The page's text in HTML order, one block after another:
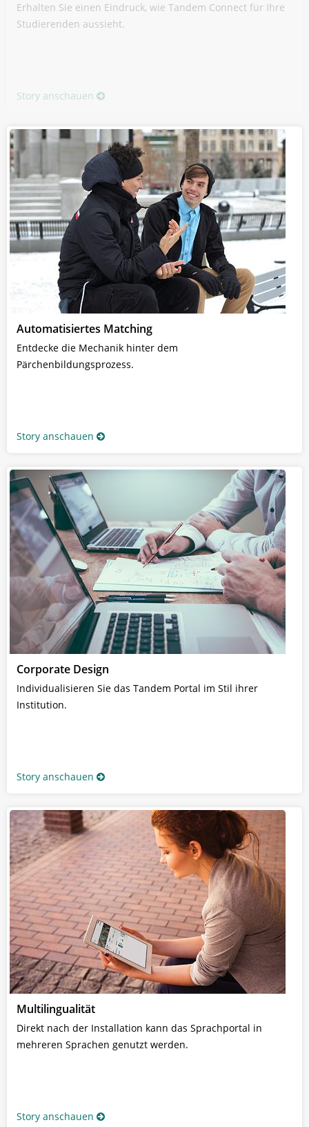
Erhalten Sie einen Eindruck, wie Tandem Connect für Ihre
Studierenden aussieht.
Story anschauen
Automatisiertes Matching
Entdecke die Mechanik hinter dem
Pärchenbildungsprozess.
Story anschauen
Corporate Design
Individualisieren Sie das Tandem Portal im Stil ihrer
Institution.
Story anschauen
Multilingualität
Direkt nach der Installation kann das Sprachportal in
mehreren Sprachen genutzt werden.
Story anschauen